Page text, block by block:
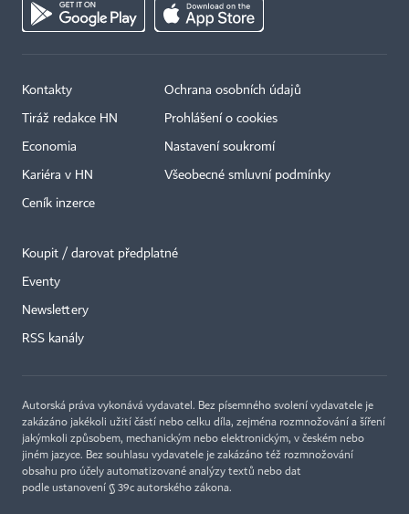
Kontakty
Tiráž redakce HN
Economia
Kariéra v HN
Ceník inzerce
Ochrana osobních údajů
Prohlášení o cookies
Nastavení soukromí
Všeobecné smluvní podmínky
Koupit / darovat předplatné
Eventy
Newslettery
RSS kanály
Autorská práva vykonává vydavatel. Bez písemného svolení vydavatele je
zakázáno jakékoli užití částí nebo celku díla, zejména rozmnožování a šíření
jakýmkoli způsobem, mechanickým nebo elektronickým, v českém nebo
jiném jazyce. Bez souhlasu vydavatele je zakázáno též rozmnožování
obsahu pro účely automatizované analýzy textů nebo dat
podle ustanovení § 39c autorského zákona.